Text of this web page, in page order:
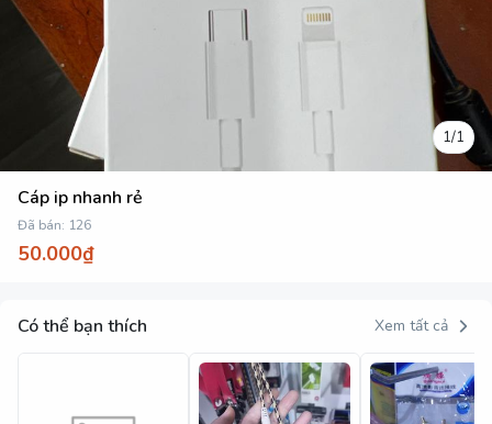
1/1
Cáp ip nhanh rẻ
Đã bán: 126
50.000₫
Có thể bạn thích Xem tất cả